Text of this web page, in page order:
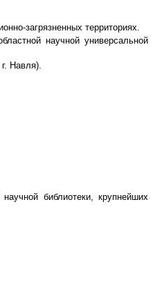
загрязненных территориях.
научной универсальной
Навля).
библиотеки, крупнейших